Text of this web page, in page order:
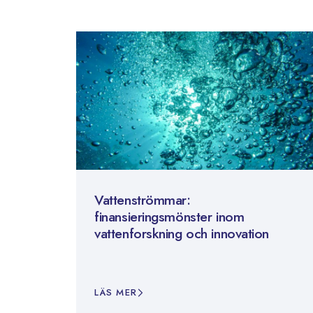
Vattenströmmar:
finansieringsmönster inom
vattenforskning och innovation
LÄS MER